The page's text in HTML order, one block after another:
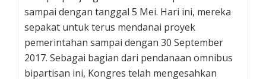
sampai dengan tanggal 5 Mei. Hari ini, mereka
sepakat untuk terus mendanai proyek
pemerintahan sampai dengan 30 September
2017. Sebagai bagian dari pendanaan omnibus
bipartisan ini, Kongres telah mengesahkan